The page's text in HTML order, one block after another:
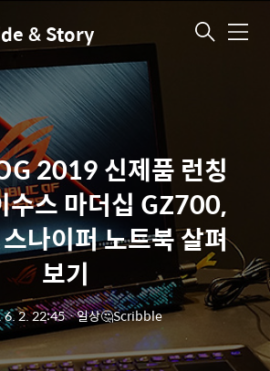
& Story 메
2019 신제품 런칭
수스 마더십 GZ700,
나이퍼 노트북 살펴
보기
6. 2. 22:45ㆍ일상🤔Scribble